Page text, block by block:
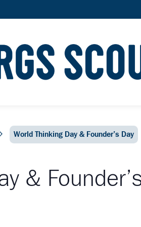
World Thinking Day & Founder’s Day
&